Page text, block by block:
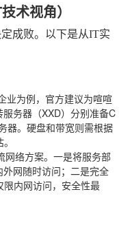
术视角）
成败。以下是从IT实
业为例，官方建议为喧喧
务器（XXD）分别准备C
器。硬盘和带宽则需根据
网络方案。一是将服务部
网随时访问；二是完全
内网访问，安全性最